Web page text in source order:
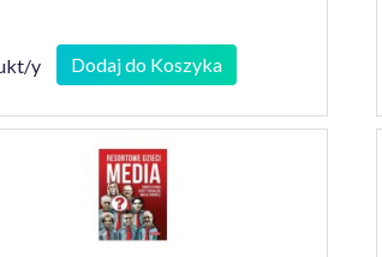
y Dodaj do Koszyka